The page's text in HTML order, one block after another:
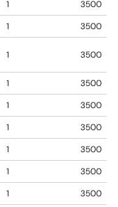
1
3500
1 3500
1 3500
1
3500
1
3500
1
3500
1
3500
1
3500
1
3500